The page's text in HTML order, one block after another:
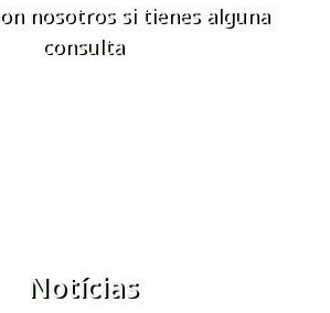
nosotros si tienes alguna
consulta
Notícias